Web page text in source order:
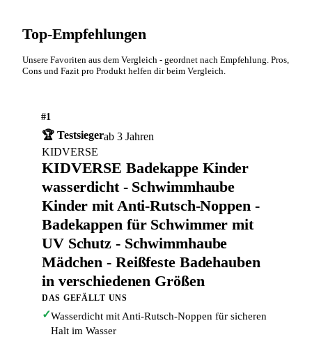
Top-Empfehlungen
Unsere Favoriten aus dem Vergleich - geordnet nach Empfehlung. Pros,
Cons und Fazit pro Produkt helfen dir beim Vergleich.
#1
🏆 Testsiegerab 3 Jahren
KIDVERSE
KIDVERSE Badekappe Kinder
wasserdicht - Schwimmhaube
Kinder mit Anti-Rutsch-Noppen -
Badekappen für Schwimmer mit
UV Schutz - Schwimmhaube
Mädchen - Reißfeste Badehauben
in verschiedenen Größen
DAS GEFÄLLT UNS
✓Wasserdicht mit Anti-Rutsch-Noppen für sicheren
Halt im Wasser